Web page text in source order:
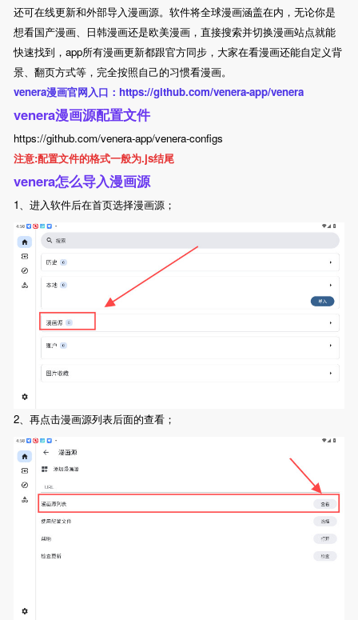
还可在线更新和外部导入漫画源。软件将全球漫画涵盖在内，无论你是
想看国产漫画、日韩漫画还是欧美漫画，直接搜索并切换漫画站点就能
快速找到，app所有漫画更新都跟官方同步，大家在看漫画还能自定义背
景、翻页方式等，完全按照自己的习惯看漫画。
venera漫画官网入口：https://github.com/venera-app/venera
venera漫画源配置文件
https://github.com/venera-app/venera-configs
注意:配置文件的格式一般为.js结尾
venera怎么导入漫画源
1、进入软件后在首页选择漫画源；
2、再点击漫画源列表后面的查看；